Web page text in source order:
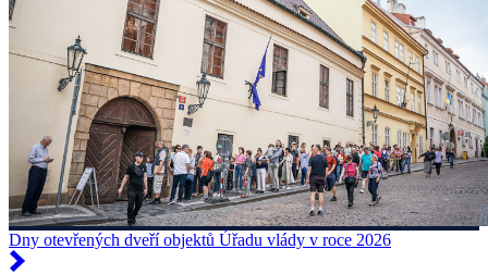
Dny otevřených dveří objektů Úřadu vlády v roce 2026